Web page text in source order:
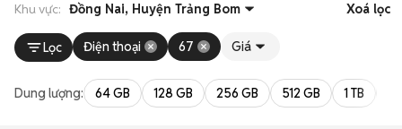
Khu vực: Đồng Nai, Huyện Trảng Bom Xoá lọc
Lọc Điện thoại 67 Giá
Dung lượng: 64 GB 128 GB 256 GB 512 GB 1 TB